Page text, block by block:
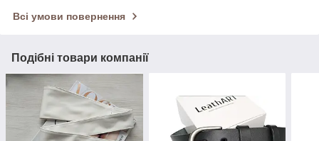
Всі умови повернення
Подібні товари компанії